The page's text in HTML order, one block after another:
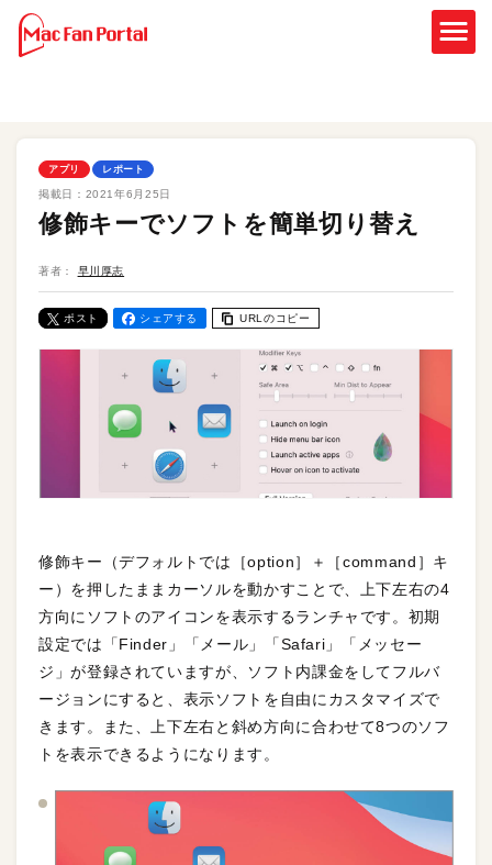
アプリ レポート
掲載日： 2021年6月25日
修飾キーでソフトを簡単切り替え
著者： 早川厚志
ポスト シェアする URLのコピー
修飾キー（デフォルトでは［option］＋［command］キ
ー）を押したままカーソルを動かすことで、上下左右の4
方向にソフトのアイコンを表示するランチャです。初期
設定では「Finder」「メール」「Safari」「メッセー
ジ」が登録されていますが、ソフト内課金をしてフルバ
ージョンにすると、表示ソフトを自由にカスタマイズで
きます。また、上下左右と斜め方向に合わせて8つのソフ
トを表示できるようになります。